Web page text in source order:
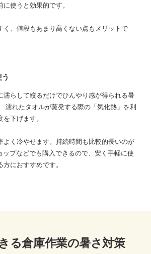
使うと効果的です。
く、値段もあまり高くない点もメリットで
濡らして絞るだけでひんやり感が得られる暑
濡れたタオルが蒸発する際の「気化熱」を利
下げます。
よく冷やせます。持続時間も比較的長いのが
ップなどでも購入できるので、安く手軽に使
におすすめです。
る倉庫作業の暑さ対策